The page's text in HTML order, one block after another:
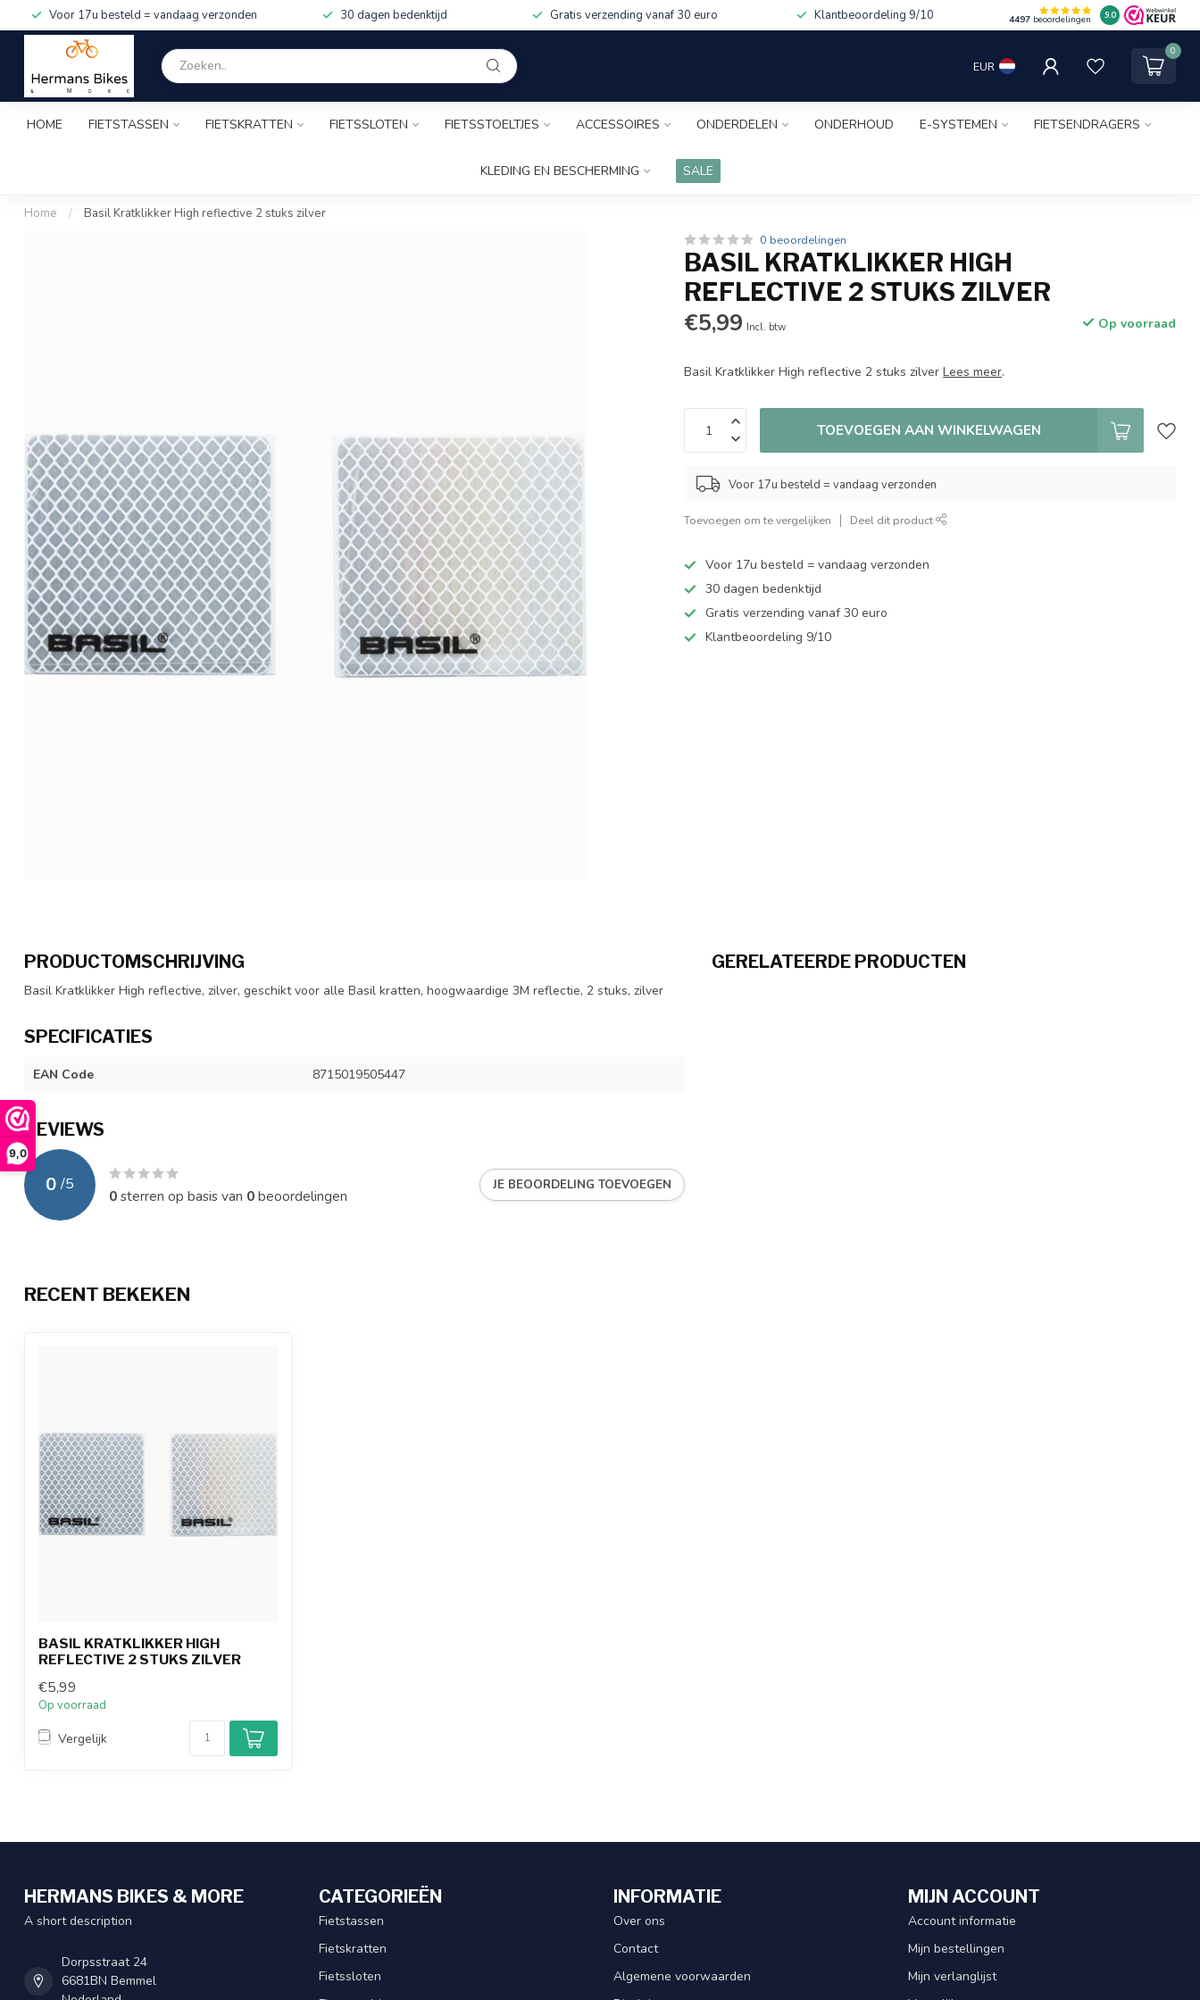
9,0
Voor 17u besteld = vandaag verzonden 30 dagen bedenktijd Gratis verzending vanaf 30 euro Klantbeoordeling 9/10 4497beoordelingen 9.0
EUR
0
HOME FIETSTASSEN FIETSKRATTEN FIETSSLOTEN FIETSSTOELTJES ACCESSOIRES ONDERDELEN ONDERHOUD E-SYSTEMEN FIETSENDRAGERS
KLEDING EN BESCHERMING SALE
Home / Basil Kratklikker High reflective 2 stuks zilver
0 beoordelingen
BASIL KRATKLIKKER HIGH
REFLECTIVE 2 STUKS ZILVER
€5,99 Incl. btw Op voorraad
Basil Kratklikker High reflective 2 stuks zilverLees meer.
TOEVOEGEN AAN WINKELWAGEN
Voor 17u besteld = vandaag verzonden
Toevoegen om te vergelijken Deel dit product
Voor 17u besteld = vandaag verzonden
30 dagen bedenktijd
Gratis verzending vanaf 30 euro
Klantbeoordeling 9/10
PRODUCTOMSCHRIJVING
Basil Kratklikker High reflective, zilver, geschikt voor alle Basil kratten, hoogwaardige 3M reflectie, 2 stuks, zilver
SPECIFICATIES
EAN Code 8715019505447
REVIEWS
0 /5
0sterren op basis van 0beoordelingen
JE BEOORDELING TOEVOEGEN
GERELATEERDE PRODUCTEN
RECENT BEKEKEN
BASIL KRATKLIKKER HIGH
REFLECTIVE 2 STUKS ZILVER
€5,99
Op voorraad
Vergelijk
HERMANS BIKES & MORE
A short description
Dorpsstraat 24
6681BN Bemmel
CATEGORIEËN
Fietstassen
Fietskratten
Fietssloten
INFORMATIE
Over ons
Contact
Algemene voorwaarden
MIJN ACCOUNT
Account informatie
Mijn bestellingen
Mijn verlanglijst